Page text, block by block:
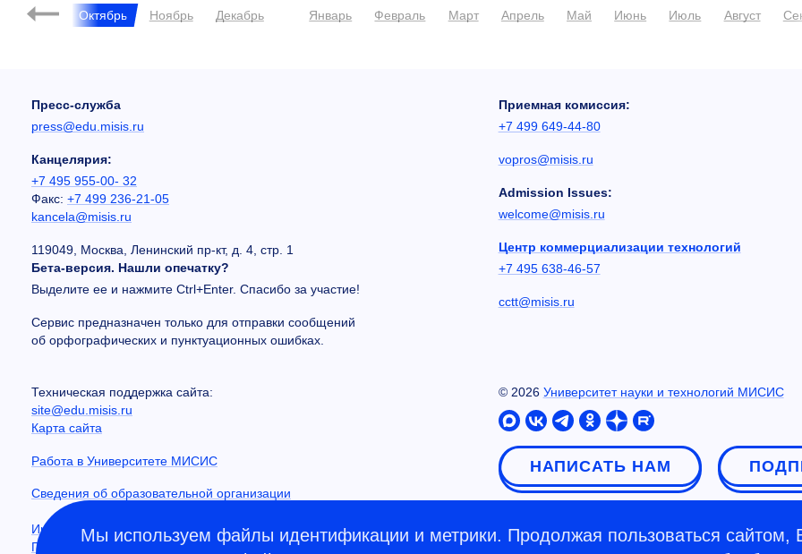
Сентябрь Октябрь Ноябрь Декабрь
Январь
Февраль Март Апрель Май Июнь Июль Август
Пресс-служба
press@edu.misis.ru
Канцелярия:
+7 495 955-00- 32
Факс: +7 499 236-21-05
kancela@misis.ru
119049, Москва, Ленинский пр-кт, д. 4, стр. 1
Бета-версия. Нашли опечатку?
Выделите ее и нажмите Ctrl+Enter. Спасибо за участие!
Сервис предназначен только для отправки сообщений
об орфографических и пунктуационных ошибках.
Приемная комиссия:
+7 499 649-44-80
vopros@misis.ru
Admission Issues:
welcome@misis.ru
Центр коммерциализации технологий
+7 495 638-46-57
cctt@misis.ru
Техническая поддержка сайта:
site@edu.misis.ru
Карта сайта
Работа в Университете МИСИС
Сведения об образовательной организации
Информация о закупках
Противодействие коррупции
© 2026 Университет науки и технологий МИСИС
НАПИСАТЬ НАМ
Мы используем файлы идентификации и метрики. Продолжая пользоваться сайтом,